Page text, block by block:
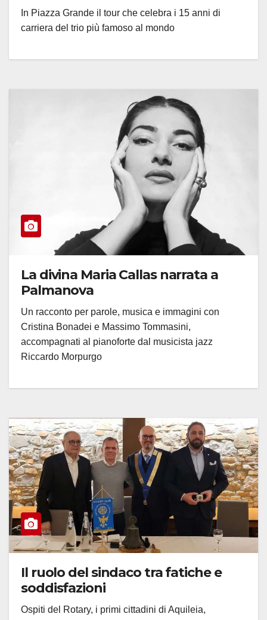
In Piazza Grande il tour che celebra i 15 anni di
carriera del trio più famoso al mondo
La divina Maria Callas narrata a
Palmanova
Un racconto per parole, musica e immagini con
Cristina Bonadei e Massimo Tommasini,
accompagnati al pianoforte dal musicista jazz
Riccardo Morpurgo
Il ruolo del sindaco tra fatiche e
soddisfazioni
Ospiti del Rotary, i primi cittadini di Aquileia,